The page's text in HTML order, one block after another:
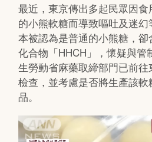
最近，東京傳出多起民眾因
的小熊軟糖而導致嘔吐及迷
本被認為是普通的小熊糖，
化合物「HHCH」，懷疑與管
生勞動省麻藥取締部門已前
檢查，並考慮是否將生產該
品。